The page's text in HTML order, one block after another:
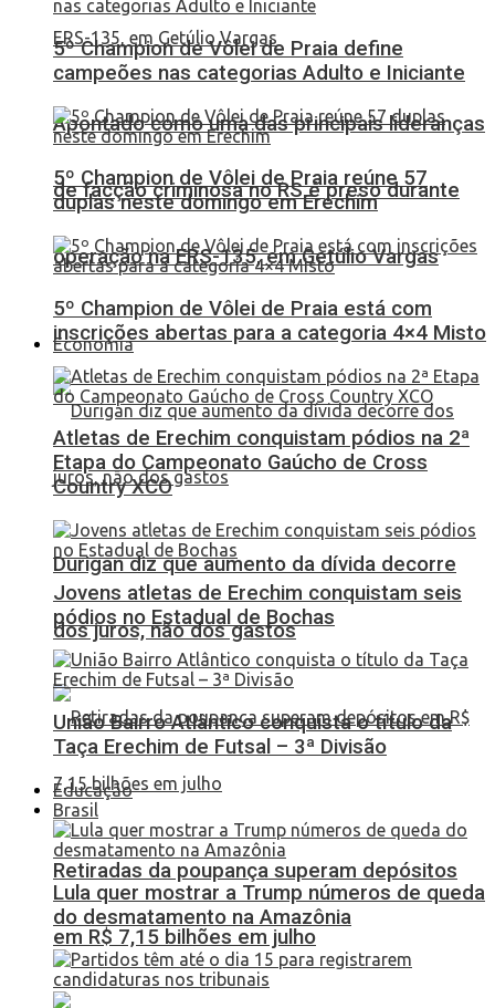
Apontado como uma das principais lideranças
de facção criminosa no RS é preso durante
operação na ERS-135, em Getúlio Vargas
Economia
Durigan diz que aumento da dívida decorre
dos juros, não dos gastos
Retiradas da poupança superam depósitos
em R$ 7,15 bilhões em julho
5º Champion de Vôlei de Praia define
campeões nas categorias Adulto e Iniciante
5º Champion de Vôlei de Praia reúne 57
duplas neste domingo em Erechim
5º Champion de Vôlei de Praia está com
inscrições abertas para a categoria 4×4 Misto
Atletas de Erechim conquistam pódios na 2ª
Etapa do Campeonato Gaúcho de Cross
Country XCO
Jovens atletas de Erechim conquistam seis
pódios no Estadual de Bochas
União Bairro Atlântico conquista o título da
Taça Erechim de Futsal – 3ª Divisão
Educação
Brasil
Lula quer mostrar a Trump números de queda
do desmatamento na Amazônia